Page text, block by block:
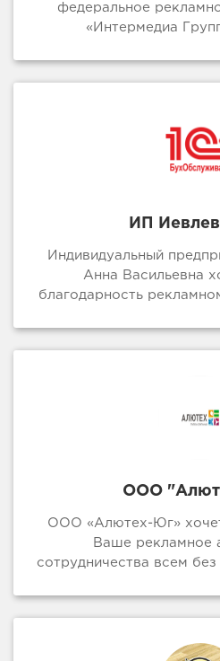
федеральное
«Интермедиа
ИП
Индивидуальный
Анна Васильевна
благодарность
ООО
ООО «Алютех-Юг»
Ваше рекламное
сотрудничества всем